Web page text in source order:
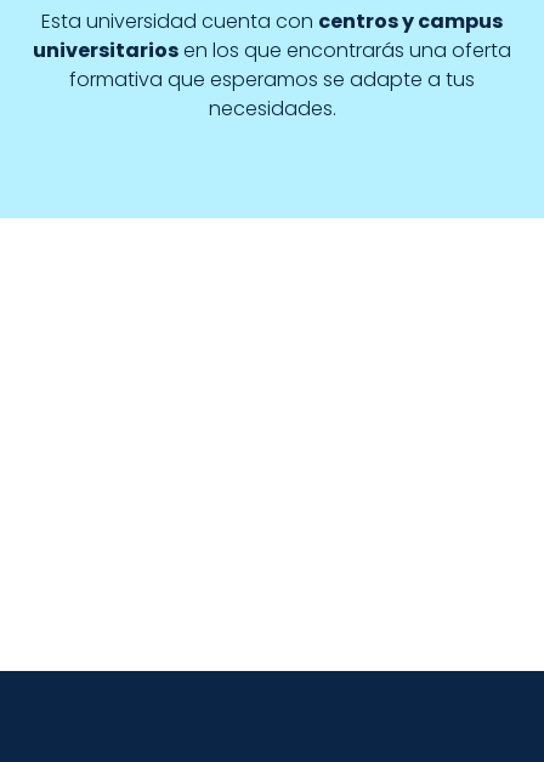
Esta universidad cuenta con centros y campus
universitariosen los que encontrarás una oferta
formativa que esperamos se adapte a tus
necesidades.